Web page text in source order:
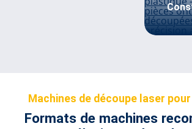
Machines de découpe laser
Formats de machines